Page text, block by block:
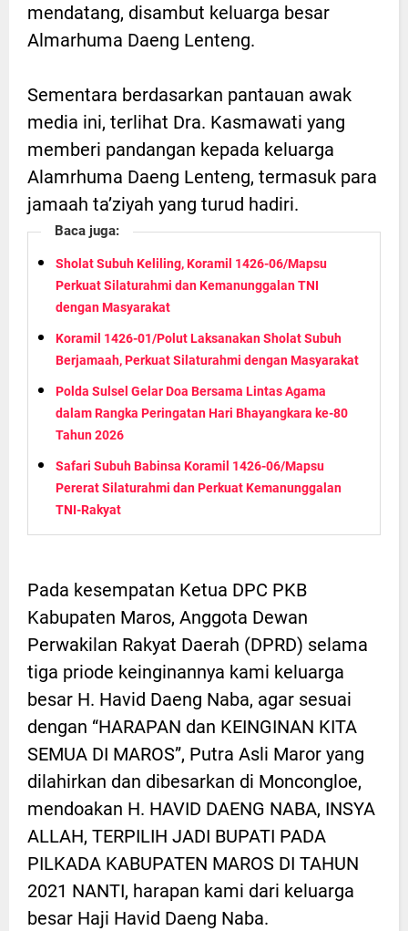
mendatang, disambut keluarga besar
Almarhuma Daeng Lenteng.
Sementara berdasarkan pantauan awak
media ini, terlihat Dra. Kasmawati yang
memberi pandangan kepada keluarga
Alamrhuma Daeng Lenteng, termasuk para
jamaah ta’ziyah yang turud hadiri.
Baca juga:
Sholat Subuh Keliling, Koramil 1426-06/Mapsu
Perkuat Silaturahmi dan Kemanunggalan TNI
dengan Masyarakat
Koramil 1426-01/Polut Laksanakan Sholat Subuh
Berjamaah, Perkuat Silaturahmi dengan Masyarakat
Polda Sulsel Gelar Doa Bersama Lintas Agama
dalam Rangka Peringatan Hari Bhayangkara ke-80
Tahun 2026
Safari Subuh Babinsa Koramil 1426-06/Mapsu
Pererat Silaturahmi dan Perkuat Kemanunggalan
TNI-Rakyat
Pada kesempatan Ketua DPC PKB
Kabupaten Maros, Anggota Dewan
Perwakilan Rakyat Daerah (DPRD) selama
tiga priode keinginannya kami keluarga
besar H. Havid Daeng Naba, agar sesuai
dengan “HARAPAN dan KEINGINAN KITA
SEMUA DI MAROS”, Putra Asli Maror yang
dilahirkan dan dibesarkan di Moncongloe,
mendoakan H. HAVID DAENG NABA, INSYA
ALLAH, TERPILIH JADI BUPATI PADA
PILKADA KABUPATEN MAROS DI TAHUN
2021 NANTI, harapan kami dari keluarga
besar Haji Havid Daeng Naba.